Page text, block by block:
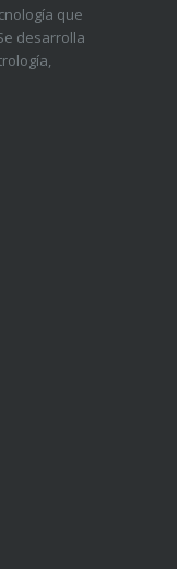
que
desarrolla